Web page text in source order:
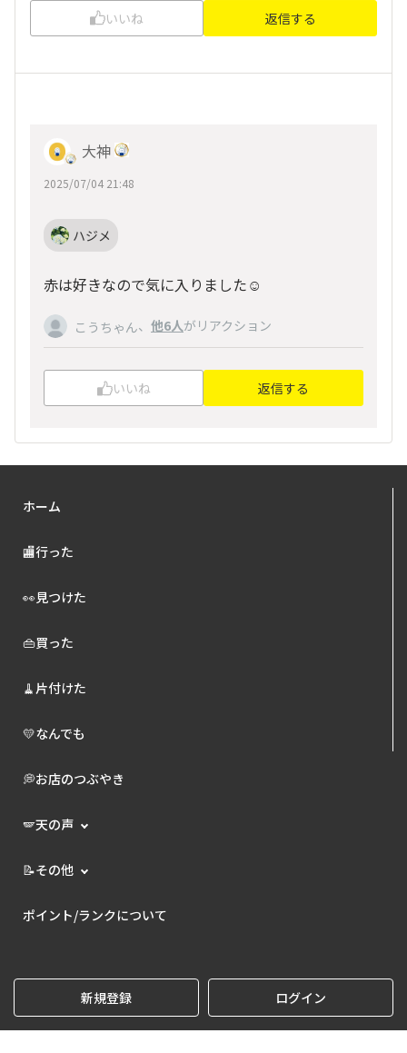
いいね 返信する
大神
2025/07/04 21:48
ハジメ
赤は好きなので気に入りました☺️
こうちゃん、 他6人がリアクション
いいね 返信する
ホーム
🏬行った
👀見つけた
👜買った
🧹片付けた
💛なんでも
💭お店のつぶやき
🪽天の声
📝その他
ポイント/ランクについて
新規登録 ログイン